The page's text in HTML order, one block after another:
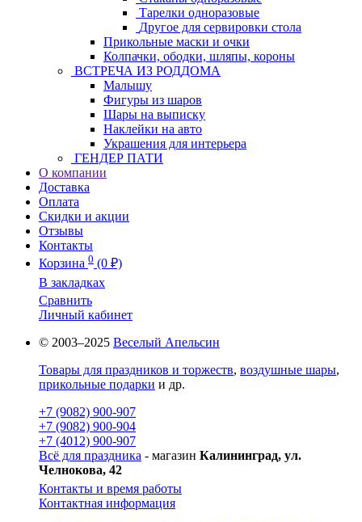
Тарелки одноразовые
Другое для сервировки стола
Прикольные маски и очки
Колпачки, ободки, шляпы, короны
ВСТРЕЧА ИЗ РОДДОМА
Малышу
Фигуры из шаров
Шары на выписку
Наклейки на авто
Украшения для интерьера
ГЕНДЕР ПАТИ
О компании
Доставка
Оплата
Скидки и акции
Отзывы
Контакты
Корзина 0 (0 ₽)
В закладках
Сравнить
Личный кабинет
© 2003–2025 Веселый Апельсин
Товары для праздников и торжеств, воздушные шары,
прикольные подарки и др.
+7 (9082) 900-907
+7 (9082) 900-904
+7 (4012) 900-907
Всё для праздника - магазин Калининград, ул.
Челнокова, 42
Контакты и время работы
Контактная информация